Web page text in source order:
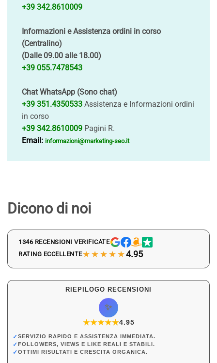
+39 342.8610009
Informazioni e Assistenza ordini in corso
(Centralino)
(Dalle 09.00 alle 18.00)
+39 055.7478543
Chat WhatsApp (Sono chat)
+39 351.4350533 Assistenza e Informazioni ordini
in corso
+39 342.8610009 Pagini R.
Email: informazioni@marketing-seo.it
Dicono di noi
1346 RECENSIONI VERIFICATE
RATING ECCELLENTE★★★★★4.95
RIEPILOGO RECENSIONI
✨
★★★★★
★4.95
✓SERVIZIO RAPIDO E ASSISTENZA IMMEDIATA.
✓ FOLLOWERS, VIEWS E LIKE REALI E STABILI.
✓OTTIMI RISULTATI E CRESCITA ORGANICA.